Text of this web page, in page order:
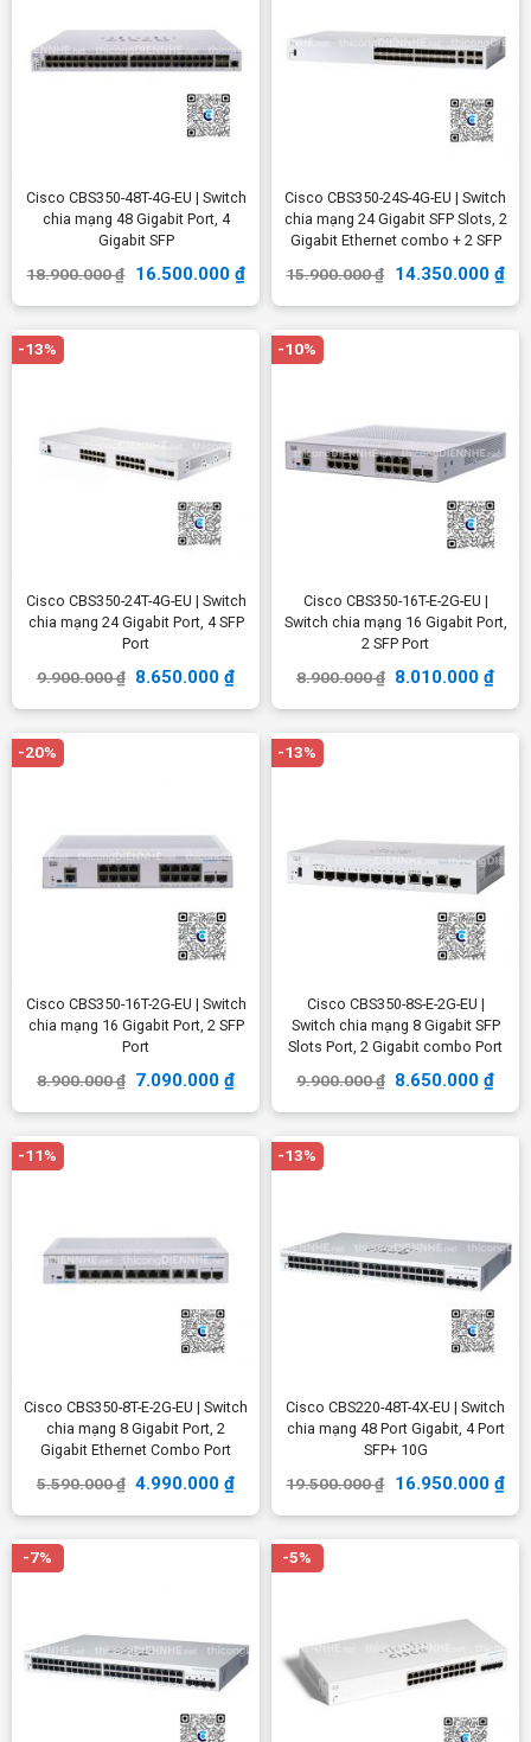
Cisco CBS350-48T-4G-EU | Switch
chia mạng 48 Gigabit Port, 4
Gigabit SFP
18.900.000₫ 16.500.000 ₫
Cisco CBS350-24S-4G-EU | Switch
chia mạng 24 Gigabit SFP Slots, 2
Gigabit Ethernet combo + 2 SFP
15.900.000₫ 14.350.000 ₫
-13%
Cisco CBS350-24T-4G-EU | Switch
chia mạng 24 Gigabit Port, 4 SFP
Port
9.900.000₫ 8.650.000₫
-10%
Cisco CBS350-16T-E-2G-EU |
Switch chia mạng 16 Gigabit Port,
2 SFP Port
8.900.000₫ 8.010.000₫
-20%
Cisco CBS350-16T-2G-EU | Switch
chia mạng 16 Gigabit Port, 2 SFP
Port
8.900.000₫ 7.090.000₫
-13%
Cisco CBS350-8S-E-2G-EU |
Switch chia mạng 8 Gigabit SFP
Slots Port, 2 Gigabit combo Port
9.900.000₫ 8.650.000₫
-11%
Cisco CBS350-8T-E-2G-EU | Switch
chia mạng 8 Gigabit Port, 2
Gigabit Ethernet Combo Port
5.590.000₫ 4.990.000₫
-13%
Cisco CBS220-48T-4X-EU | Switch
chia mạng 48 Port Gigabit, 4 Port
SFP+ 10G
19.500.000₫ 16.950.000 ₫
-7% -5%